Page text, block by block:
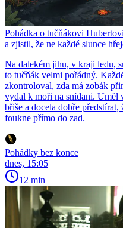
Pohádka o tučňákovi
a zjistil, že ne každé slunce
Na dalekém jihu, v kraji ledu,
to tučňák velmi pořádný.
zkontroloval, zda má zobák
vydal k moři na snídani. Uměl
břiše a docela dobře
foukne přímo do zad.
Pohádky bez konce
dnes, 15:05
12 min